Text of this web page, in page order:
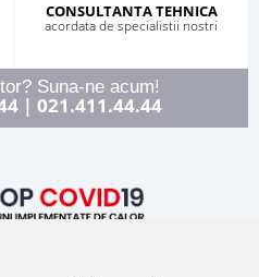
CONSULTANTA TEHNICA
acordata de specialistii nostri
Suna-ne acum!
| 021.411.44.44